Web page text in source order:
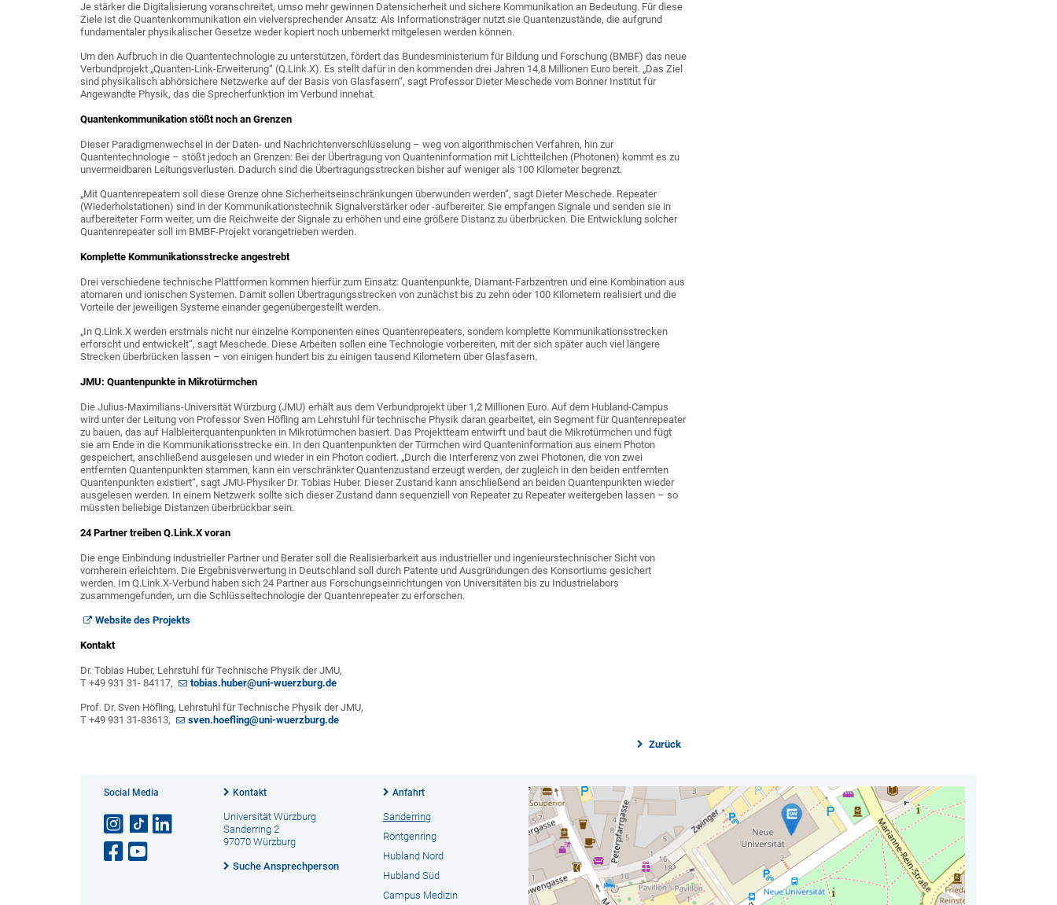
Je stärker die Digitalisierung voranschreitet, umso mehr gewinnen Datensicherheit und sichere Kommunikation an Bedeutung. Für diese
Ziele ist die Quantenkommunikation ein vielversprechender Ansatz: Als Informationsträger nutzt sie Quantenzustände, die aufgrund
fundamentaler physikalischer Gesetze weder kopiert noch unbemerkt mitgelesen werden können.
Um den Aufbruch in die Quantentechnologie zu unterstützen, fördert das Bundesministerium für Bildung und Forschung (BMBF) das neue
Verbundprojekt „Quanten-Link-Erweiterung“ (Q.Link.X). Es stellt dafür in den kommenden drei Jahren 14,8 Millionen Euro bereit. „Das Ziel
sind physikalisch abhörsichere Netzwerke auf der Basis von Glasfasern“, sagt Professor Dieter Meschede vom Bonner Institut für
Angewandte Physik, das die Sprecherfunktion im Verbund innehat.
Quantenkommunikation stößt noch an Grenzen
Dieser Paradigmenwechsel in der Daten- und Nachrichtenverschlüsselung – weg von algorithmischen Verfahren, hin zur
Quantentechnologie – stößt jedoch an Grenzen: Bei der Übertragung von Quanteninformation mit Lichtteilchen (Photonen) kommt es zu
unvermeidbaren Leitungsverlusten. Dadurch sind die Übertragungsstrecken bisher auf weniger als 100 Kilometer begrenzt.
„Mit Quantenrepeatern soll diese Grenze ohne Sicherheitseinschränkungen überwunden werden“, sagt Dieter Meschede. Repeater
(Wiederholstationen) sind in der Kommunikationstechnik Signalverstärker oder -aufbereiter. Sie empfangen Signale und senden sie in
aufbereiteter Form weiter, um die Reichweite der Signale zu erhöhen und eine größere Distanz zu überbrücken. Die Entwicklung solcher
Quantenrepeater soll im BMBF-Projekt vorangetrieben werden.
Komplette Kommunikationsstrecke angestrebt
Drei verschiedene technische Plattformen kommen hierfür zum Einsatz: Quantenpunkte, Diamant-Farbzentren und eine Kombination aus
atomaren und ionischen Systemen. Damit sollen Übertragungsstrecken von zunächst bis zu zehn oder 100 Kilometern realisiert und die
Vorteile der jeweiligen Systeme einander gegenübergestellt werden.
„In Q.Link.X werden erstmals nicht nur einzelne Komponenten eines Quantenrepeaters, sondern komplette Kommunikationsstrecken
erforscht und entwickelt“, sagt Meschede. Diese Arbeiten sollen eine Technologie vorbereiten, mit der sich später auch viel längere
Strecken überbrücken lassen – von einigen hundert bis zu einigen tausend Kilometern über Glasfasern.
JMU: Quantenpunkte in Mikrotürmchen
Die Julius-Maximilians-Universität Würzburg (JMU) erhält aus dem Verbundprojekt über 1,2 Millionen Euro. Auf dem Hubland-Campus
wird unter der Leitung von Professor Sven Höfling am Lehrstuhl für technische Physik daran gearbeitet, ein Segment für Quantenrepeater
zu bauen, das auf Halbleiterquantenpunkten in Mikrotürmchen basiert. Das Projektteam entwirft und baut die Mikrotürmchen und fügt
sie am Ende in die Kommunikationsstrecke ein. In den Quantenpunkten der Türmchen wird Quanteninformation aus einem Photon
gespeichert, anschließend ausgelesen und wieder in ein Photon codiert. „Durch die Interferenz von zwei Photonen, die von zwei
entfernten Quantenpunkten stammen, kann ein verschränkter Quantenzustand erzeugt werden, der zugleich in den beiden entfernten
Quantenpunkten existiert“, sagt JMU-Physiker Dr. Tobias Huber. Dieser Zustand kann anschließend an beiden Quantenpunkten wieder
ausgelesen werden. In einem Netzwerk sollte sich dieser Zustand dann sequenziell von Repeater zu Repeater weitergeben lassen – so
müssten beliebige Distanzen überbrückbar sein.
24 Partner treiben Q.Link.X voran
Die enge Einbindung industrieller Partner und Berater soll die Realisierbarkeit aus industrieller und ingenieurstechnischer Sicht von
vornherein erleichtern. Die Ergebnisverwertung in Deutschland soll durch Patente und Ausgründungen des Konsortiums gesichert
werden. Im Q.Link.X-Verbund haben sich 24 Partner aus Forschungseinrichtungen von Universitäten bis zu Industrielabors
zusammengefunden, um die Schlüsseltechnologie der Quantenrepeater zu erforschen.
Website des Projekts
Kontakt
Dr. Tobias Huber, Lehrstuhl für Technische Physik der JMU,
T +49 931 31- 84117,
tobias.huber@uni-wuerzburg.de
Prof. Dr. Sven Höfling, Lehrstuhl für Technische Physik der JMU,
T +49 931 31-83613,
sven.hoefling@uni-wuerzburg.de
Zurück
Social Media Kontakt
Universität Würzburg
Sanderring 2
97070 Würzburg
Suche Ansprechperson
Anfahrt
Sanderring
Röntgenring
Hubland Nord
Hubland Süd
Campus Medizin